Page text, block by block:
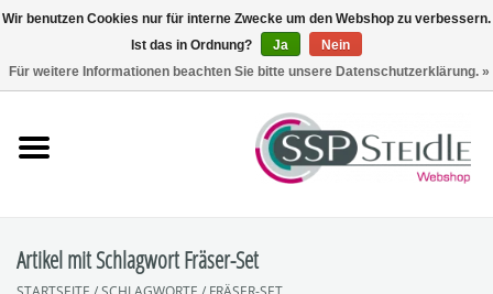
Artikel mit Schlagwort Fräser-Set
Wir benutzen Cookies nur für interne Zwecke um den Webshop zu verbessern.
Ist das in Ordnung?
Ja
Nein
Für weitere Informationen beachten Sie bitte unsere Datenschutzerklärung. »